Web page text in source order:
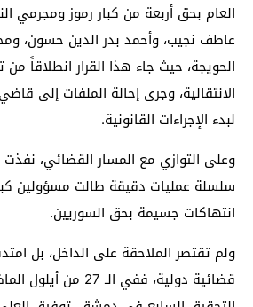
العام بحق أربعة من كبار رموز ومجرمي
عاطف نجيب، وأحمد بدر الدين حسون،
الحويجة، حيث جاء هذا القرار انطلاقاً من
الانتقالية، وجرى إحالة الملفات إلى
لبدء الإجراءات القانونية.
وعلى التوازي مع المسار القضائي، نفذت
سلسلة عمليات دقيقة طالت مسؤولين
انتهاكات جسيمة بحق السوريين.
ولم تقتصر الملاحقة على الداخل، بل
قضائية دولية، ففي الـ